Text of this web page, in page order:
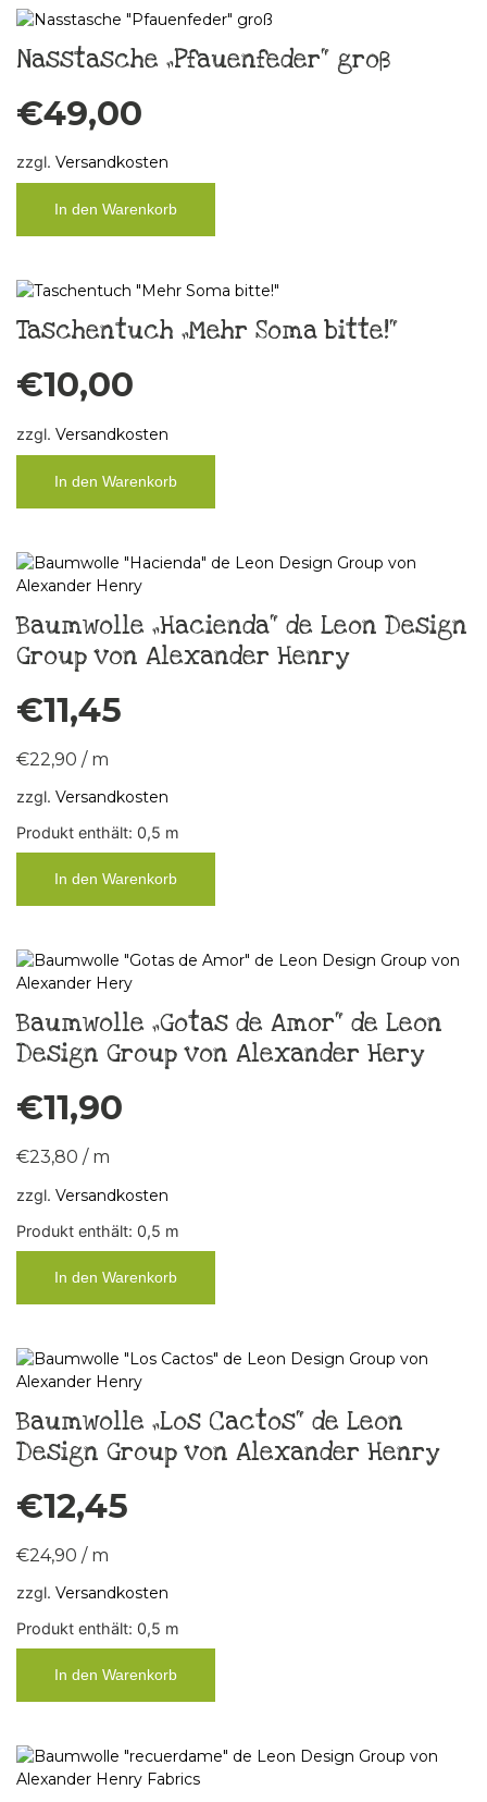
Nasstasche „Pfauenfeder“ groß
€49,00
zzgl. Versandkosten
In den Warenkorb
Taschentuch „Mehr Soma bitte!“
€10,00
zzgl. Versandkosten
In den Warenkorb
Baumwolle „Hacienda“ de Leon Design
Group von Alexander Henry
€11,45
€22,90 / m
zzgl. Versandkosten
Produkt enthält: 0,5 m
In den Warenkorb
Baumwolle „Gotas de Amor“ de Leon
Design Group von Alexander Hery
€11,90
€23,80 / m
zzgl. Versandkosten
Produkt enthält: 0,5 m
In den Warenkorb
Baumwolle „Los Cactos“ de Leon
Design Group von Alexander Henry
€12,45
€24,90 / m
zzgl. Versandkosten
Produkt enthält: 0,5 m
In den Warenkorb